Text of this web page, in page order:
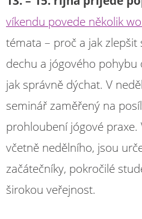
víkendu povede několik
témata – proč a jak zlepšit
dechu a jógového pohybu
jak správně dýchat. V
seminář zaměřený na
prohloubení jógové praxe.
včetně nedělního, jsou
začátečníky, pokročilé
širokou veřejnost.